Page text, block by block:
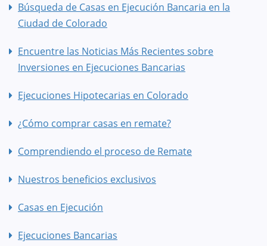
Búsqueda de Casas en Ejecución Bancaria en la
Ciudad de Colorado
Encuentre las Noticias Más Recientes sobre
Inversiones en Ejecuciones Bancarias
Ejecuciones Hipotecarias en Colorado
¿Cómo comprar casas en remate?
Comprendiendo el proceso de Remate
Nuestros beneficios exclusivos
Casas en Ejecución
Ejecuciones Bancarias